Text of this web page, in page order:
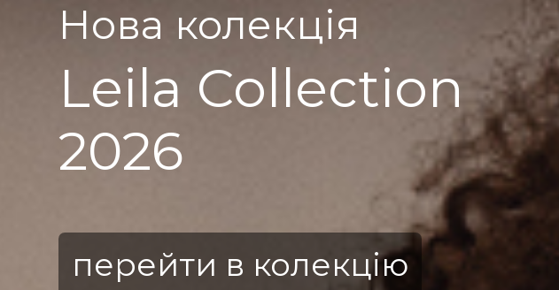
Нова колекція
Leila Collection
2026
перейти в колекцію